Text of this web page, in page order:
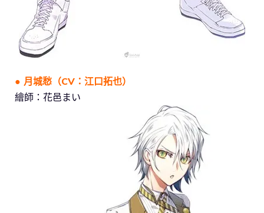
● 月城愁（CV：江口拓也）
繪師：花邑まい